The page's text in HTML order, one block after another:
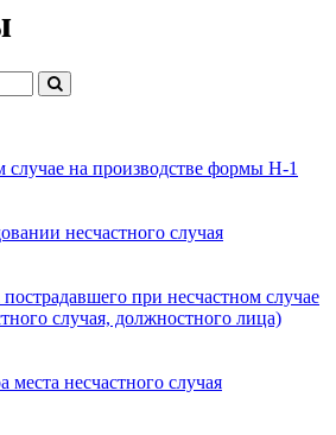
случае на производстве формы Н-1
несчастного случая
при несчастном случае
случая, должностного лица)
места несчастного случая